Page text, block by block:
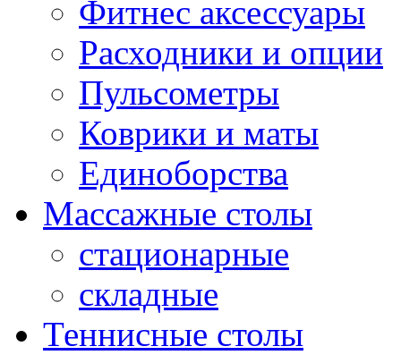
Фитнес аксессуары
Расходники и опции
Пульсометры
Коврики и маты
Единоборства
Массажные столы
стационарные
складные
Теннисные столы